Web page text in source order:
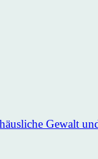
Gewalt